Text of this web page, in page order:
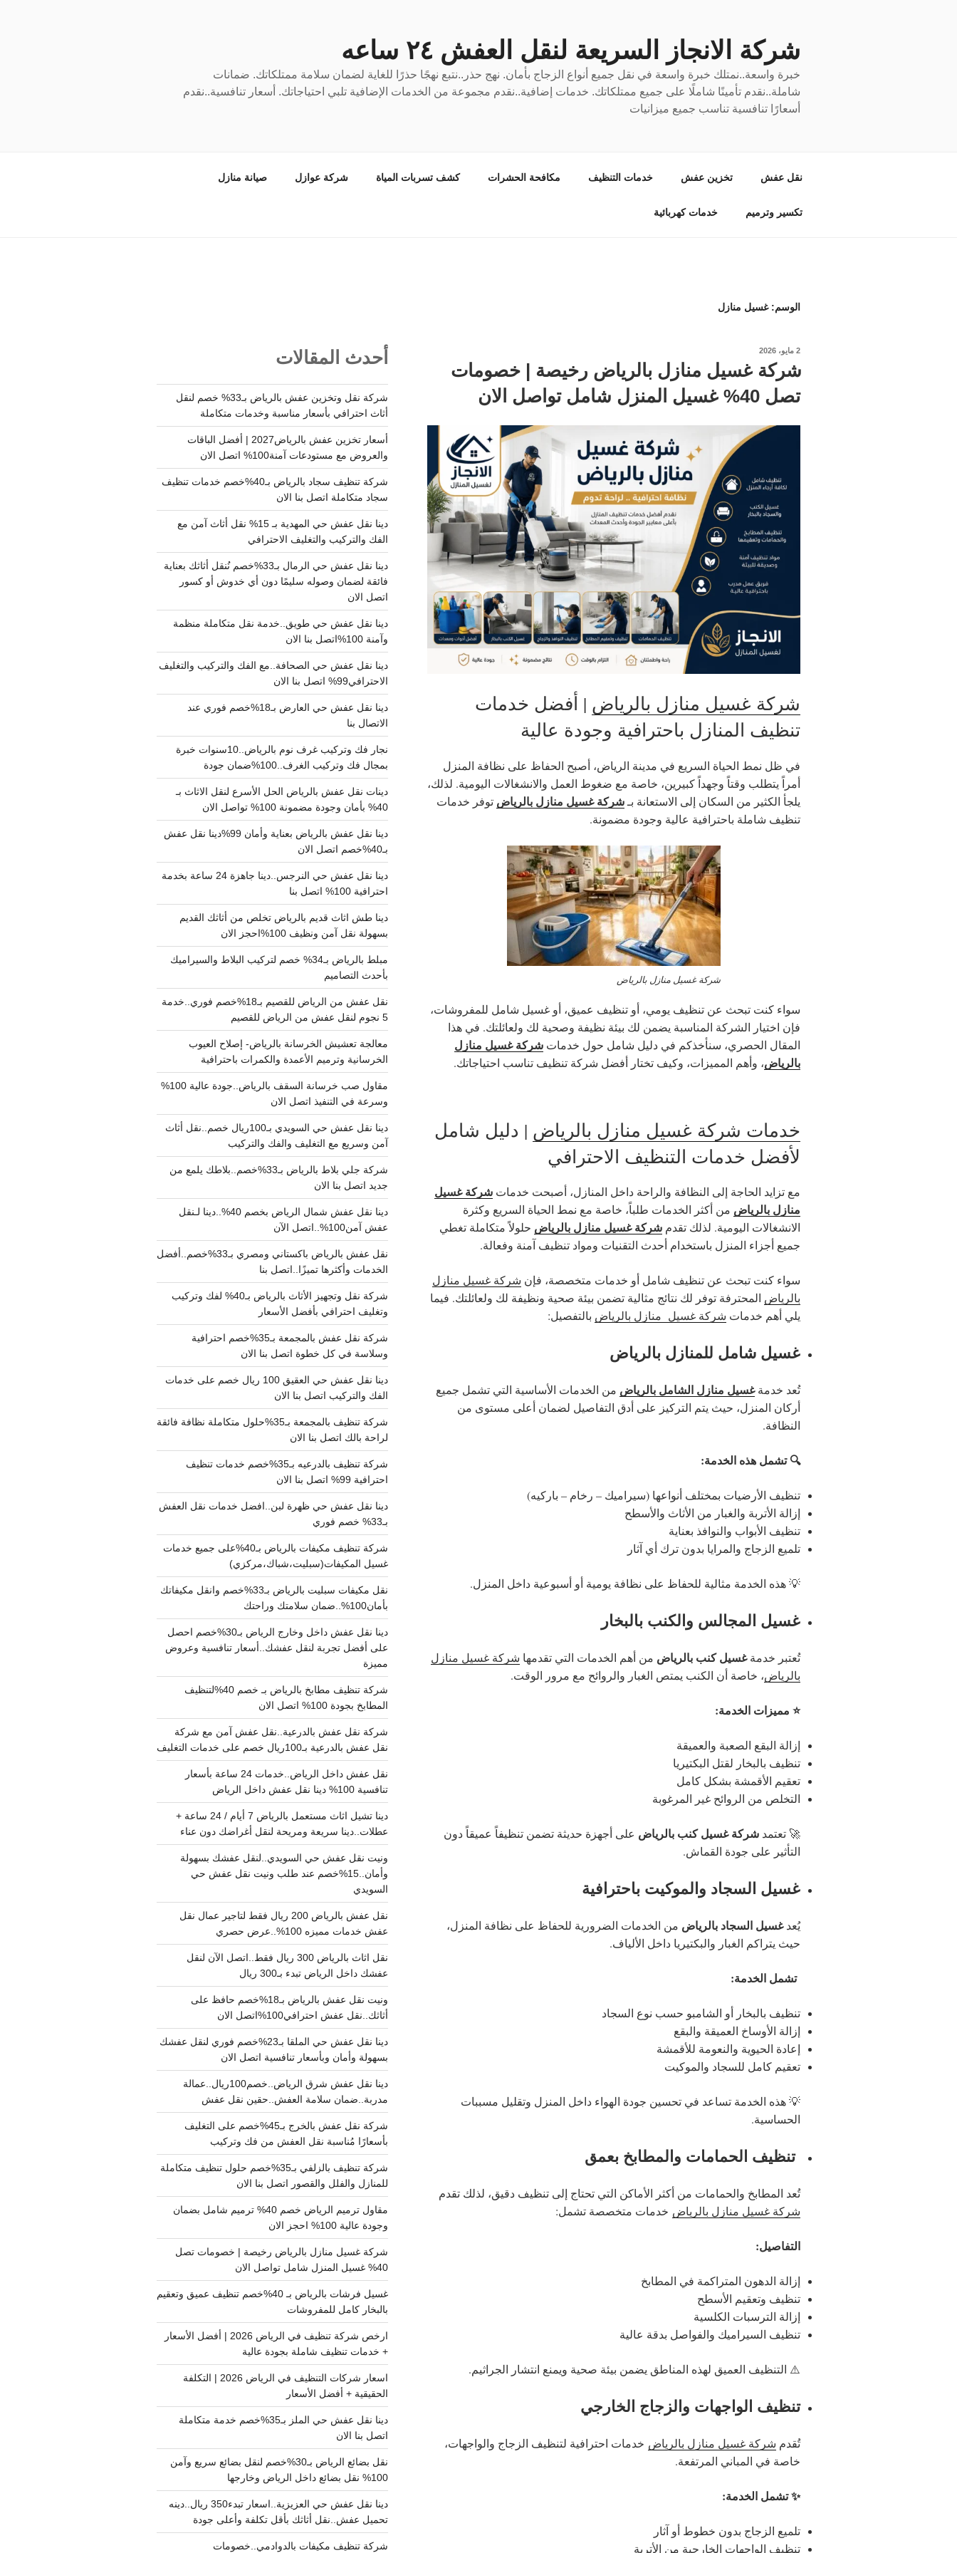
شركة الانجاز السريعة لنقل العفش ٢٤ ساعه
خبرة واسعة..نمتلك خبرة واسعة في نقل جميع أنواع الزجاج بأمان. نهج حذر..نتبع نهجًا حذرًا للغاية لضمان سلامة ممتلكاتك. ضمانات
شاملة..نقدم تأمينًا شاملًا على جميع ممتلكاتك. خدمات إضافية..نقدم مجموعة من الخدمات الإضافية تلبي احتياجاتك. أسعار تنافسية..نقدم
أسعارًا تنافسية تناسب جميع ميزانيات
نقل عفش تخزين عفش خدمات التنظيف مكافحة الحشرات كشف تسربات المياة شركة عوازل صيانة منازل
تكسير وترميم خدمات كهربائية
الوسم:غسيل منازل
نُشر
2 مايو، 2026
شركة غسيل منازل بالرياض رخيصة | خصومات
تصل 40% غسيل المنزل شامل تواصل الان
شركة غسيل منازل بالرياض | أفضل خدمات
تنظيف المنازل باحترافية وجودة عالية
في ظل نمط الحياة السريع في مدينة الرياض، أصبح الحفاظ على نظافة المنزل
أمراً يتطلب وقتاً وجهداً كبيرين، خاصة مع ضغوط العمل والانشغالات اليومية. لذلك،
يلجأ الكثير من السكان إلى الاستعانة بـشركة غسيل منازل بالرياض توفر خدمات
تنظيف شاملة باحترافية عالية وجودة مضمونة.
شركة غسيل منازل بالرياض
سواء كنت تبحث عن تنظيف يومي، أو تنظيف عميق، أو غسيل شامل للمفروشات،
فإن اختيار الشركة المناسبة يضمن لك بيئة نظيفة وصحية لك ولعائلتك. في هذا
المقال الحصري، سنأخذكم في دليل شامل حول خدمات شركة غسيل منازل
بالرياض، وأهم المميزات، وكيف تختار أفضل شركة تنظيف تناسب احتياجاتك.
خدمات شركة غسيل منازل بالرياض | دليل شامل
لأفضل خدمات التنظيف الاحترافي
مع تزايد الحاجة إلى النظافة والراحة داخل المنازل، أصبحت خدمات شركة غسيل
منازل بالرياض من أكثر الخدمات طلباً، خاصة مع نمط الحياة السريع وكثرة
الانشغالات اليومية. لذلك تقدم شركة غسيل منازل بالرياض حلولاً متكاملة تغطي
جميع أجزاء المنزل باستخدام أحدث التقنيات ومواد تنظيف آمنة وفعالة.
سواء كنت تبحث عن تنظيف شامل أو خدمات متخصصة، فإن شركة غسيل منازل
بالرياض المحترفة توفر لك نتائج مثالية تضمن بيئة صحية ونظيفة لك ولعائلتك. فيما
يلي أهم خدمات شركة غسيل منازل بالرياض بالتفصيل:
غسيل شامل للمنازل بالرياض
تُعد خدمةغسيل منازل الشامل بالرياض من الخدمات الأساسية التي تشمل جميع
أركان المنزل، حيث يتم التركيز على أدق التفاصيل لضمان أعلى مستوى من
النظافة.
🔍 تشمل هذه الخدمة:
تنظيف الأرضيات بمختلف أنواعها (سيراميك – رخام – باركيه)
إزالة الأتربة والغبار من الأثاث والأسطح
تنظيف الأبواب والنوافذ بعناية
تلميع الزجاج والمرايا بدون ترك أي آثار
💡 هذه الخدمة مثالية للحفاظ على نظافة يومية أو أسبوعية داخل المنزل.
غسيل المجالس والكنب بالبخار
تُعتبر خدمةغسيل كنب بالرياض من أهم الخدمات التي تقدمها شركة غسيل منازل
بالرياض، خاصة أن الكنب يمتص الغبار والروائح مع مرور الوقت.
⭐ مميزات الخدمة:
إزالة البقع الصعبة والعميقة
تنظيف بالبخار لقتل البكتيريا
تعقيم الأقمشة بشكل كامل
التخلص من الروائح غير المرغوبة
🚀 تعتمد شركة غسيل كنب بالرياض على أجهزة حديثة تضمن تنظيفاً عميقاً دون
التأثير على جودة القماش.
غسيل السجاد والموكيت باحترافية
يُعدغسيل السجاد بالرياض من الخدمات الضرورية للحفاظ على نظافة المنزل،
حيث يتراكم الغبار والبكتيريا داخل الألياف.
تشمل الخدمة:
تنظيف بالبخار أو الشامبو حسب نوع السجاد
إزالة الأوساخ العميقة والبقع
إعادة الحيوية والنعومة للأقمشة
تعقيم كامل للسجاد والموكيت
💡 هذه الخدمة تساعد في تحسين جودة الهواء داخل المنزل وتقليل مسببات
الحساسية.
تنظيف الحمامات والمطابخ بعمق
تُعد المطابخ والحمامات من أكثر الأماكن التي تحتاج إلى تنظيف دقيق، لذلك تقدم
شركة غسيل منازل بالرياض خدمات متخصصة تشمل:
التفاصيل:
إزالة الدهون المتراكمة في المطابخ
تنظيف وتعقيم الأسطح
إزالة الترسبات الكلسية
تنظيف السيراميك والفواصل بدقة عالية
⚠️ التنظيف العميق لهذه المناطق يضمن بيئة صحية ويمنع انتشار الجراثيم.
تنظيف الواجهات والزجاج الخارجي
تُقدم شركة غسيل منازل بالرياض خدمات احترافية لتنظيف الزجاج والواجهات،
خاصة في المباني المرتفعة.
✨ تشمل الخدمة:
تلميع الزجاج بدون خطوط أو آثار
تنظيف الواجهات الخارجية من الأتربة
أحدث المقالات
شركة نقل وتخزين عفش بالرياض بـ33% خصم لنقل
أثاث احترافي بأسعار مناسبة وخدمات متكاملة
أسعار تخزين عفش بالرياض2027 | أفضل الباقات
والعروض مع مستودعات آمنة100% اتصل الان
شركة تنظيف سجاد بالرياض بـ40%خصم خدمات تنظيف
سجاد متكاملة اتصل بنا الان
دينا نقل عفش حي المهدية بـ 15% نقل أثاث آمن مع
الفك والتركيب والتغليف الاحترافي
دينا نقل عفش حي الرمال بـ33%خصم نُنقل أثاثك بعناية
فائقة لضمان وصوله سليمًا دون أي خدوش أو كسور
اتصل الان
دينا نقل عفش حي طويق..خدمة نقل متكاملة منظمة
وآمنة 100%اتصل بنا الان
دينا نقل عفش حي الصحافة..مع الفك والتركيب والتغليف
الاحترافي99% اتصل بنا الان
دينا نقل عفش حي العارض بـ18%خصم فوري عند
الاتصال بنا
نجار فك وتركيب غرف نوم بالرياض..10سنوات خبرة
بمجال فك وتركيب الغرف..100%ضمان جودة
دينات نقل عفش بالرياض الحل الأسرع لنقل الاثاث بـ
40% بأمان وجودة مضمونة 100% تواصل الان
دينا نقل عفش بالرياض بعناية وأمان 99%دينا نقل عفش
بـ40%خصم اتصل الان
دينا نقل عفش حي النرجس..دينا جاهزة 24 ساعة بخدمة
احترافية 100% اتصل بنا
دينا طش اثاث قديم بالرياض تخلص من أثاثك القديم
بسهولة نقل آمن ونظيف 100%احجز الان
مبلط بالرياض بـ34% خصم لتركيب البلاط والسيراميك
بأحدث التصاميم
نقل عفش من الرياض للقصيم بـ18%خصم فوري..خدمة
5 نجوم لنقل عفش من الرياض للقصيم
معالجة تعشيش الخرسانة بالرياض- إصلاح العيوب
الخرسانية وترميم الأعمدة والكمرات باحترافية
مقاول صب خرسانة السقف بالرياض..جودة عالية 100%
وسرعة في التنفيذ اتصل الان
دينا نقل عفش حي السويدي بـ100ريال خصم..نقل أثاث
آمن وسريع مع التغليف والفك والتركيب
شركة جلي بلاط بالرياض بـ33%خصم..بلاطك يلمع من
جديد اتصل بنا الان
دينا نقل عفش شمال الرياض بخصم 40%..دينا لـنقل
عفش آمن100%..اتصل الآن
نقل عفش بالرياض باكستاني ومصري بـ33%خصم..أفضل
الخدمات وأكثرها تميزًا..اتصل بنا
شركة نقل وتجهيز الأثاث بالرياض بـ40% لفك وتركيب
وتغليف احترافي بأفضل الأسعار
شركة نقل عفش بالمجمعة بـ35%خصم احترافية
وسلاسة في كل خطوة اتصل بنا الان
دينا نقل عفش حي العقيق 100 ريال خصم على خدمات
الفك والتركيب اتصل بنا الان
شركة تنظيف بالمجمعة بـ35%حلول متكاملة نظافة فائقة
لراحة بالك اتصل بنا الان
شركة تنظيف بالدرعيه بـ35%خصم خدمات تنظيف
احترافية 99% اتصل بنا الان
دينا نقل عفش حي ظهرة لبن..افضل خدمات نقل العفش
بـ33% خصم فوري
شركة تنظيف مكيفات بالرياض بـ40%على جميع خدمات
غسيل المكيفات(سبليت،شباك،مركزي)
نقل مكيفات سبليت بالرياض بـ33%خصم وانقل مكيفاتك
بأمان100%..ضمان سلامتك وراحتك
دينا نقل عفش داخل وخارج الرياض بـ30%خصم احصل
على أفضل تجربة لنقل عفشك..أسعار تنافسية وعروض
مميزة
شركة تنظيف مطابخ بالرياض بـ خصم 40%لتنظيف
المطابخ بجودة 100% اتصل الان
شركة نقل عفش بالدرعية..نقل عفش آمن مع شركة
نقل عفش بالدرعية بـ100ريال خصم على خدمات التغليف
نقل عفش داخل الرياض..خدمات 24 ساعة بأسعار
تنافسية 100% دينا نقل عفش داخل الرياض
دينا تشيل اثاث مستعمل بالرياض 7 أيام / 24 ساعة +
عطلات..دينا سريعة ومريحة لنقل أغراضك دون عناء
ونيت نقل عفش حي السويدي..لنقل عفشك بسهولة
وأمان..15%خصم عند طلب ونيت نقل عفش حي
السويدي
نقل عفش بالرياض 200 ريال فقط لتاجير عمال نقل
عفش خدمات مميزه 100%..عرض حصري
نقل اثاث بالرياض 300 ريال فقط..اتصل الآن لنقل
عفشك داخل الرياض تبدء بـ300 ريال
ونيت نقل عفش بالرياض بـ18%خصم حافظ على
أثاثك..نقل عفش احترافي100%اتصل الان
دينا نقل عفش حي الملقا بـ23%خصم فوري لنقل عفشك
بسهولة وأمان وبأسعار تنافسية اتصل الان
دينا نقل عفش شرق الرياض..خصم100ريال..عمالة
مدربة..ضمان سلامة العفش..حقين نقل عفش
شركة نقل عفش بالخرج بـ45%خصم على التغليف
بأسعارًا مُناسبة نقل العفش من فك وتركيب
شركة تنظيف بالزلفي بـ35%خصم حلول تنظيف متكاملة
للمنازل والفلل والقصور اتصل بنا الان
مقاول ترميم الرياض خصم 40% ترميم شامل بضمان
وجودة عالية 100% احجز الان
شركة غسيل منازل بالرياض رخيصة | خصومات تصل
40% غسيل المنزل شامل تواصل الان
غسيل فرشات بالرياض بـ 40%خصم تنظيف عميق وتعقيم
بالبخار كامل للمفروشات
ارخص شركة تنظيف في الرياض 2026 | أفضل الأسعار
+ خدمات تنظيف شاملة بجودة عالية
اسعار شركات التنظيف في الرياض 2026 | التكلفة
الحقيقية + أفضل الأسعار
دينا نقل عفش حي الملز بـ35%خصم خدمة متكاملة
اتصل بنا الان
نقل بضائع الرياض بـ30%خصم لنقل بضائع سريع وآمن
100% نقل بضائع داخل الرياض وخارجها
دينا نقل عفش حي العزيزية..اسعار تبدء350 ريال..دينه
تحميل عفش..نقل أثاثك بأقل تكلفة وأعلى جودة
شركة تنظيف مكيفات بالدوادمي..خصومات